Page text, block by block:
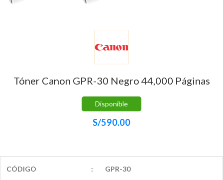
Tóner Canon GPR-30 Negro 44,000 Páginas
Disponible
S/590.00
CÓDIGO : GPR-30